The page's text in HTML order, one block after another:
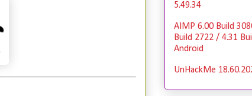
5.49.34
AIMP 6.00 Build
Build 2722 / 4.31
Android
UnHackMe